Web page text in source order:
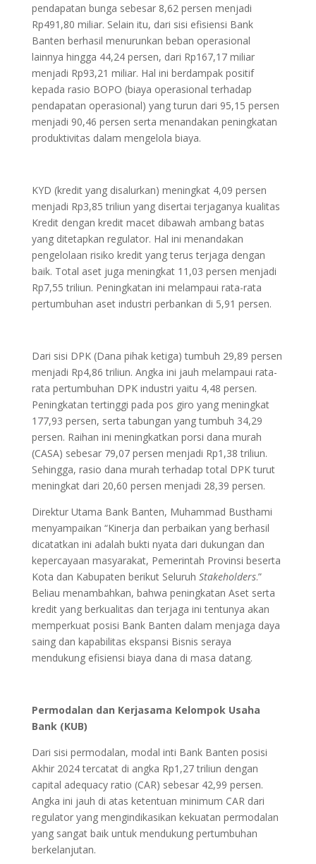
pendapatan bunga sebesar 8,62 persen menjadi
Rp491,80 miliar. Selain itu, dari sisi efisiensi Bank
Banten berhasil menurunkan beban operasional
lainnya hingga 44,24 persen, dari Rp167,17 miliar
menjadi Rp93,21 miliar. Hal ini berdampak positif
kepada rasio BOPO (biaya operasional terhadap
pendapatan operasional) yang turun dari 95,15 persen
menjadi 90,46 persen serta menandakan peningkatan
produktivitas dalam mengelola biaya.
KYD (kredit yang disalurkan) meningkat 4,09 persen
menjadi Rp3,85 triliun yang disertai terjaganya kualitas
Kredit dengan kredit macet dibawah ambang batas
yang ditetapkan regulator. Hal ini menandakan
pengelolaan risiko kredit yang terus terjaga dengan
baik. Total aset juga meningkat 11,03 persen menjadi
Rp7,55 triliun. Peningkatan ini melampaui rata-rata
pertumbuhan aset industri perbankan di 5,91 persen.
Dari sisi DPK (Dana pihak ketiga) tumbuh 29,89 persen
menjadi Rp4,86 triliun. Angka ini jauh melampaui rata-
rata pertumbuhan DPK industri yaitu 4,48 persen.
Peningkatan tertinggi pada pos giro yang meningkat
177,93 persen, serta tabungan yang tumbuh 34,29
persen. Raihan ini meningkatkan porsi dana murah
(CASA) sebesar 79,07 persen menjadi Rp1,38 triliun.
Sehingga, rasio dana murah terhadap total DPK turut
meningkat dari 20,60 persen menjadi 28,39 persen.
Direktur Utama Bank Banten, Muhammad Busthami
menyampaikan “Kinerja dan perbaikan yang berhasil
dicatatkan ini adalah bukti nyata dari dukungan dan
kepercayaan masyarakat, Pemerintah Provinsi beserta
Kota dan Kabupaten berikut Seluruh Stakeholders.”
Beliau menambahkan, bahwa peningkatan Aset serta
kredit yang berkualitas dan terjaga ini tentunya akan
memperkuat posisi Bank Banten dalam menjaga daya
saing dan kapabilitas ekspansi Bisnis seraya
mendukung efisiensi biaya dana di masa datang.
Permodalan dan Kerjasama Kelompok Usaha
Bank (KUB)
Dari sisi permodalan, modal inti Bank Banten posisi
Akhir 2024 tercatat di angka Rp1,27 triliun dengan
capital adequacy ratio (CAR) sebesar 42,99 persen.
Angka ini jauh di atas ketentuan minimum CAR dari
regulator yang mengindikasikan kekuatan permodalan
yang sangat baik untuk mendukung pertumbuhan
berkelanjutan.